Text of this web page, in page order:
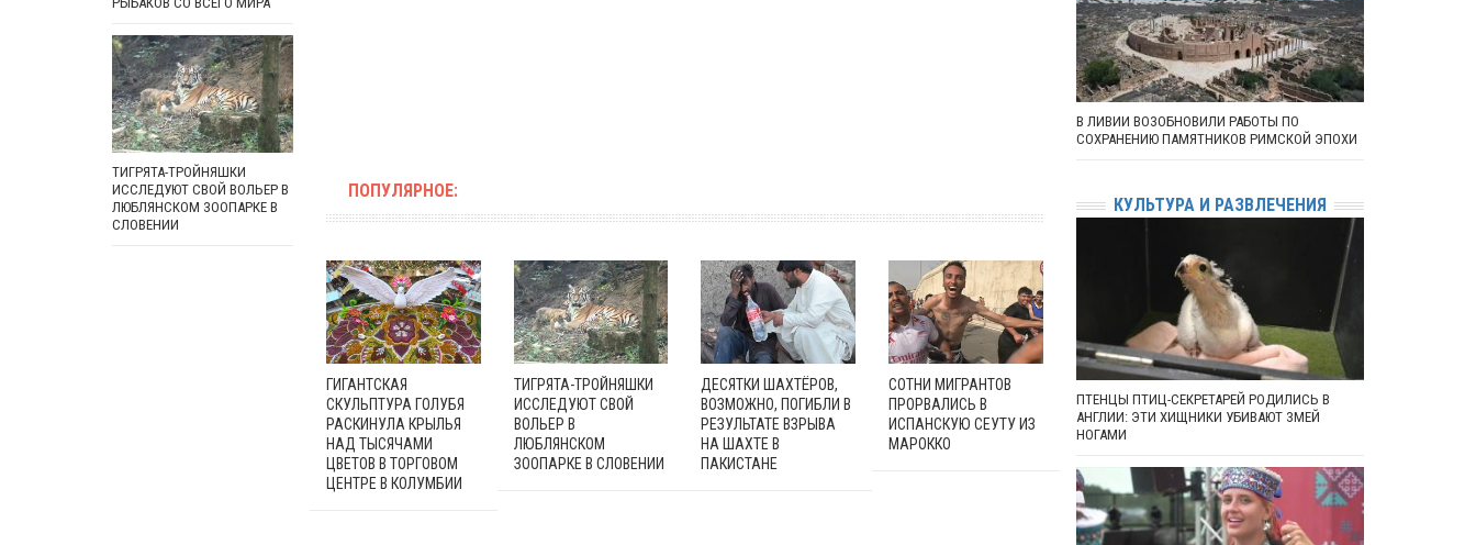
ПОПУЛЯРНОЕ:
ГИГАНТСКАЯ
СКУЛЬПТУРА ГОЛУБЯ
РАСКИНУЛА КРЫЛЬЯ
НАД ТЫСЯЧАМИ
ЦВЕТОВ В ТОРГОВОМ
ЦЕНТРЕ В КОЛУМБИИ
ТИГРЯТА-ТРОЙНЯШКИ
ИССЛЕДУЮТ СВОЙ
ВОЛЬЕР В
ЛЮБЛЯНСКОМ
ЗООПАРКЕ В СЛОВЕНИИ
ДЕСЯТКИ ШАХТЁРОВ,
ВОЗМОЖНО, ПОГИБЛИ В
РЕЗУЛЬТАТЕ ВЗРЫВА
НА ШАХТЕ В
ПАКИСТАНЕ
СОТНИ МИГРАНТОВ
ПРОРВАЛИСЬ В
ИСПАНСКУЮ СЕУТУ ИЗ
МАРОККО
ТИГРЯТА-ТРОЙНЯШКИ
ИССЛЕДУЮТ СВОЙ ВОЛЬЕР В
ЛЮБЛЯНСКОМ ЗООПАРКЕ В
СЛОВЕНИИ
В ЛИВИИ ВОЗОБНОВИЛИ РАБОТЫ ПО
СОХРАНЕНИЮ ПАМЯТНИКОВ РИМСКОЙ ЭПОХИ
КУЛЬТУРА И РАЗВЛЕЧЕНИЯ
ПТЕНЦЫ ПТИЦ-СЕКРЕТАРЕЙ РОДИЛИСЬ В
АНГЛИИ: ЭТИ ХИЩНИКИ УБИВАЮТ ЗМЕЙ
НОГАМИ